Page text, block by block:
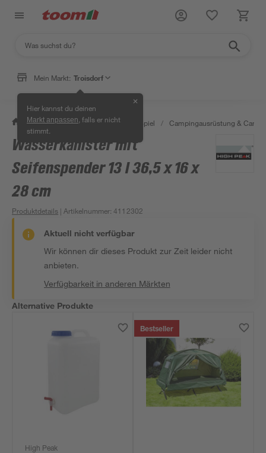
Mein Markt: Troisdorf
Hier kannst du deinen
Markt anpassen , falls er nicht
stimmt.
✕
/ Garten & Freizeit / Outdoor & Spiel / Campingausrüstung &
Wasserkanister mit
Seifenspender 13 l 36,5 x 16 x
28 cm
Produktdetails | Artikelnummer:4112302
Aktuell nicht verfügbar
Wir können dir dieses Produkt zur Zeit leider nicht
anbieten.
Verfügbarkeit in anderen Märkten
Alternative Produkte
High Peak
Bestseller